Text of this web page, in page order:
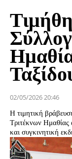
02/05/2026 20:46
Η τιμητική
Τριτέκνων Ημαθίας
και συγκινητική